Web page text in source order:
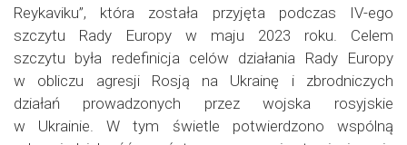
Reykaviku”, która została przyjęta podczas IV-ego
szczytu Rady Europy w maju 2023 roku. Celem
szczytu była redefinicja celów działania Rady Europy
w obliczu agresji Rosją na Ukrainę i zbrodniczych
działań prowadzonych przez wojska rosyjskie
w Ukrainie. W tym świetle potwierdzono wspólną